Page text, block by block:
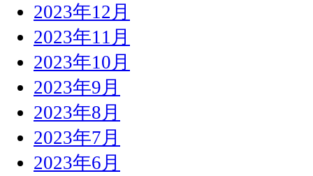
2023年12月
2023年11月
2023年10月
2023年9月
2023年8月
2023年7月
2023年6月